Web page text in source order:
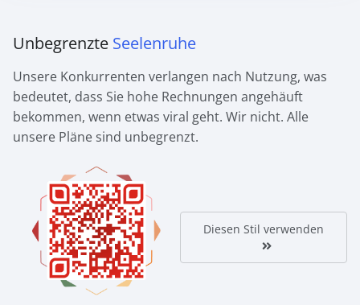
Unbegrenzte Seelenruhe
Unsere Konkurrenten verlangen nach Nutzung, was
bedeutet, dass Sie hohe Rechnungen angehäuft
bekommen, wenn etwas viral geht. Wir nicht. Alle
unsere Pläne sind unbegrenzt.
Diesen Stil verwenden